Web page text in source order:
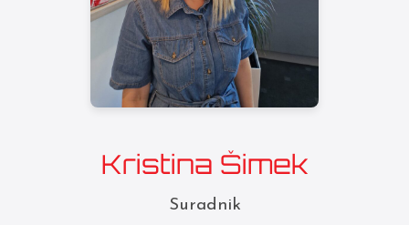
Kristina Šimek
Suradnik